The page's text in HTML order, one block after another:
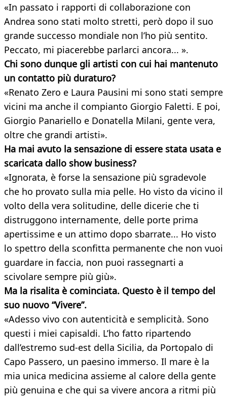
«In passato i rapporti di collaborazione con
Andrea sono stati molto stretti, però dopo il suo
grande successo mondiale non l’ho più sentito.
Peccato, mi piacerebbe parlarci ancora... ».
Chi sono dunque gli artisti con cui hai mantenuto
un contatto più duraturo?
«Renato Zero e Laura Pausini mi sono stati sempre
vicini ma anche il compianto Giorgio Faletti. E poi,
Giorgio Panariello e Donatella Milani, gente vera,
oltre che grandi artisti».
Ha mai avuto la sensazione di essere stata usata e
scaricata dallo show business?
«Ignorata, è forse la sensazione più sgradevole
che ho provato sulla mia pelle. Ho visto da vicino il
volto della vera solitudine, delle dicerie che ti
distruggono internamente, delle porte prima
apertissime e un attimo dopo sbarrate... Ho visto
lo spettro della sconfitta permanente che non vuoi
guardare in faccia, non puoi rassegnarti a
scivolare sempre più giù».
Ma la risalita è cominciata. Questo è il tempo del
suo nuovo “Vivere”.
«Adesso vivo con autenticità e semplicità. Sono
questi i miei capisaldi. L’ho fatto ripartendo
dall’estremo sud-est della Sicilia, da Portopalo di
Capo Passero, un paesino immerso. Il mare è la
mia unica medicina assieme al calore della gente
più genuina e che qui sa vivere ancora a ritmi più